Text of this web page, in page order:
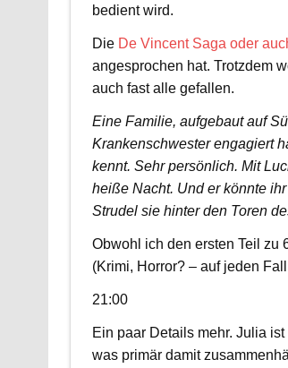
bedient wird.
Die De Vincent Saga oder
angesprochen hat. Trotzdem
auch fast alle gefallen.
Eine Familie, aufgebaut auf
Krankenschwester engagiert
kennt. Sehr persönlich. Mit
heiße Nacht. Und er könnte
Strudel sie hinter den Toren
Obwohl ich den ersten Teil zu
(Krimi, Horror? – auf jeden
21:00
Ein paar Details mehr. Julia
was primär damit